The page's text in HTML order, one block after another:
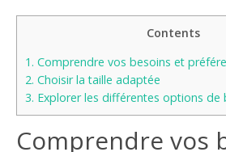
Contents
1. Comprendre vos besoins et
2. Choisir la taille adaptée
3. Explorer les différentes options de
Comprendre vos